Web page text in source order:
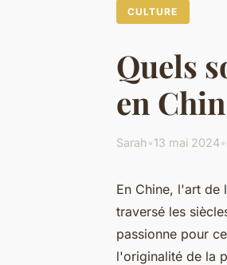
CULTURE
Quels
en
Sarah•13 mai 2024•
En Chine, l'art de
traversé les
passionne pour
l'originalité de la